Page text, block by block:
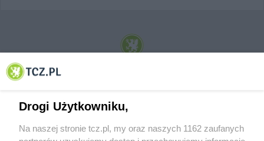
© 2001-2026 Tczew - TCZ.PL Sp. z o.o. Internetowy Serwis Informacyjny Miasta
Drogi Użytkowniku,
Na naszej stronie tcz.pl, my oraz naszych 1162 zaufanych